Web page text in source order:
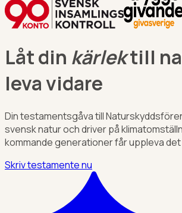
Låt din kärlektill
leva vidare
Din testamentsgåva till
svensk natur och driver på
kommande generationer får uppleva
Skriv testamente nu